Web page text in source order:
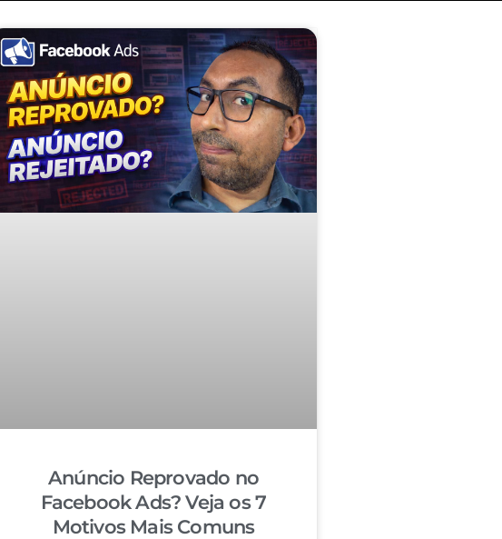
Anúncio Reprovado no
Facebook Ads? Veja os 7
Motivos Mais Comuns